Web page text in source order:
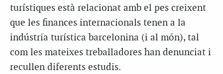
turístiques està relacionat amb el pes creixent
que les finances internacionals tenen a la
indústria turística barcelonina (i al món), tal
com les mateixes treballadores han denunciat i
recullen diferents estudis.